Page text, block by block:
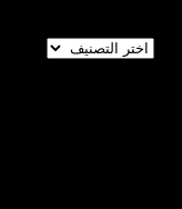
تصنيفات